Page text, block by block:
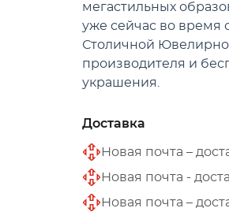
мегастильных
уже сейчас во время
Столичной
производителя и
украшения.
Доставка
Новая почта –
Новая почта -
Новая почта –